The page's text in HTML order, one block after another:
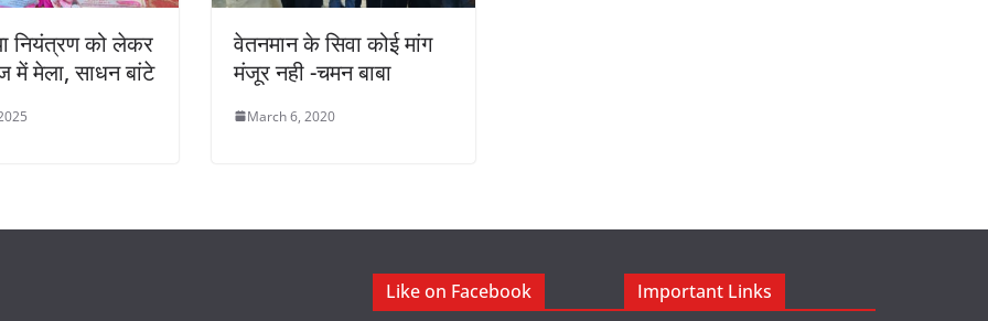
नियंत्रण को लेकर
में मेला, साधन बांटे
वेतनमान के सिवा कोई मांग
मंजूर नही -चमन बाबा
March 6, 2020
Like on Facebook Important Links